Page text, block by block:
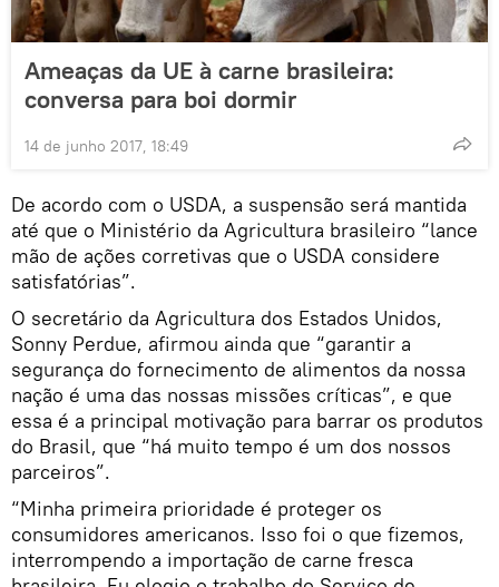
Ameaças da UE à carne brasileira:
conversa para boi dormir
14 de junho 2017, 18:49
De acordo com o USDA, a suspensão será mantida
até que o Ministério da Agricultura brasileiro “lance
mão de ações corretivas que o USDA considere
satisfatórias”.
O secretário da Agricultura dos Estados Unidos,
Sonny Perdue, afirmou ainda que “garantir a
segurança do fornecimento de alimentos da nossa
nação é uma das nossas missões críticas”, e que
essa é a principal motivação para barrar os produtos
do Brasil, que “há muito tempo é um dos nossos
parceiros”.
“Minha primeira prioridade é proteger os
consumidores americanos. Isso foi o que fizemos,
interrompendo a importação de carne fresca